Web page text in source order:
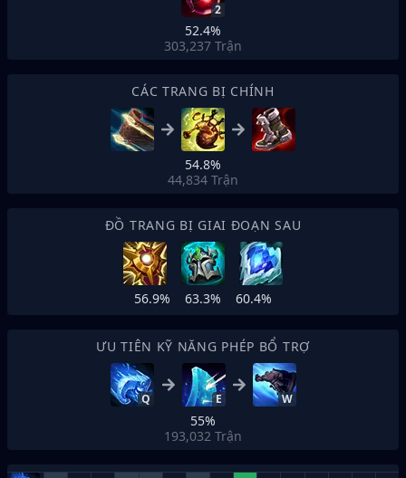
2
52.4%
303,237 Trận
CÁC TRANG BỊ CHÍNH
54.8%
44,834 Trận
ĐỒ TRANG BỊ GIAI ĐOẠN SAU
56.9% 63.3% 60.4%
ƯU TIÊN KỸ NĂNG PHÉP BỔ TRỢ
Q E W
55%
193,032 Trận